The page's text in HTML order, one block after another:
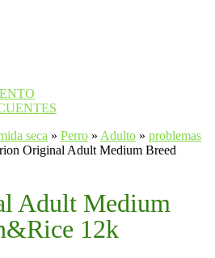
seca » Perro » Adulto » problemas
Original Adult Medium Breed
Adult Medium
12k